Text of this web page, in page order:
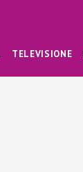
TELEVISIONE